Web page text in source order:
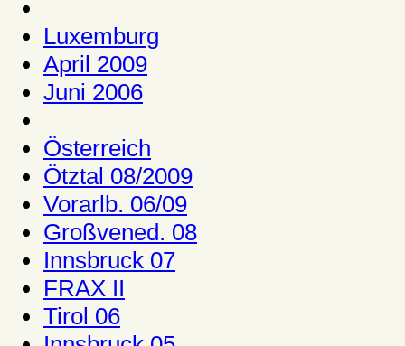
Luxemburg
April 2009
Juni 2006
Österreich
Ötztal 08/2009
Vorarlb. 06/09
Großvened. 08
Innsbruck 07
FRAX II
Tirol 06